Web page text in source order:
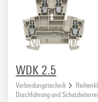
WDK 2.5
Verbindungstechnik
Durchführung und